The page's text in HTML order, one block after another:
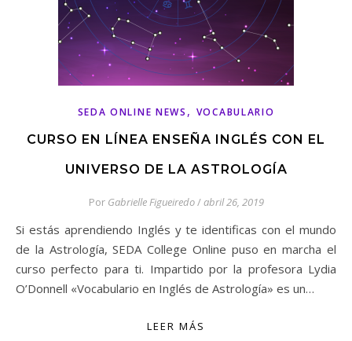
SEDA ONLINE NEWS , VOCABULARIO
CURSO EN LÍNEA ENSEÑA INGLÉS CON EL
UNIVERSO DE LA ASTROLOGÍA
Por Gabrielle Figueiredo/abril 26, 2019
Si estás aprendiendo Inglés y te identificas con el mundo
de la Astrología, SEDA College Online puso en marcha el
curso perfecto para ti. Impartido por la profesora Lydia
O’Donnell «Vocabulario en Inglés de Astrología» es un…
LEER MÁS